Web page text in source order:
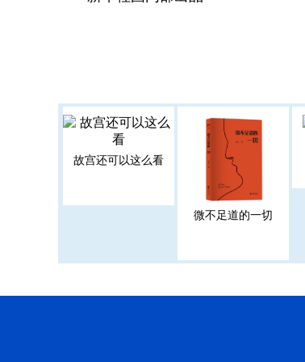
故宫还可以这么看
微不足道的一切